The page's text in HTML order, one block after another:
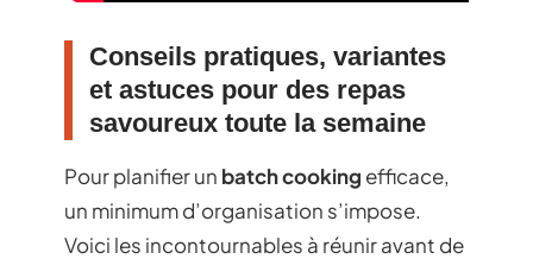
Conseils pratiques, variantes
et astuces pour des repas
savoureux toute la semaine
Pour planifier un batch cooking efficace,
un minimum d’organisation s’impose.
Voici les incontournables à réunir avant de